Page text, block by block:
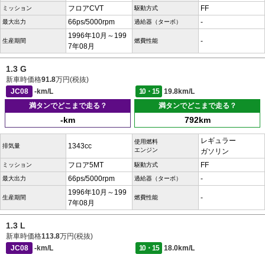
ミッション フロアCVT 駆動方式 FF
最大出力 66ps/5000rpm 過給器（ターボ） -
生産期間
1996年10月～199
7年08月
燃費性能 -
1.3 G
新車時価格91.8万円(税抜)
JC08
-km/L 10・15
19.8km/L
満タンでどこまで走る？
-km
満タンでどこまで走る？
792km
排気量 1343cc
使用燃料
エンジン
レギュラー
ガソリン
ミッション フロア5MT 駆動方式 FF
最大出力 66ps/5000rpm 過給器（ターボ） -
生産期間
1996年10月～199
7年08月
燃費性能 -
1.3 L
新車時価格113.8万円(税抜)
JC08
-km/L 10・15
18.0km/L